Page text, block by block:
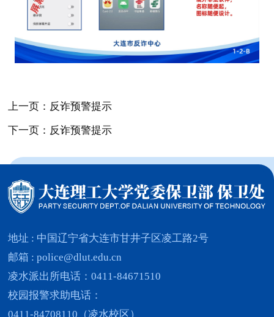
上一页：反诈预警提示
下一页：反诈预警提示
地址 : 中国辽宁省大连市甘井子区凌工路2号
邮箱 : police@dlut.edu.cn
凌水派出所电话：0411-84671510
校园报警求助电话：
0411-84708110（凌水校区）